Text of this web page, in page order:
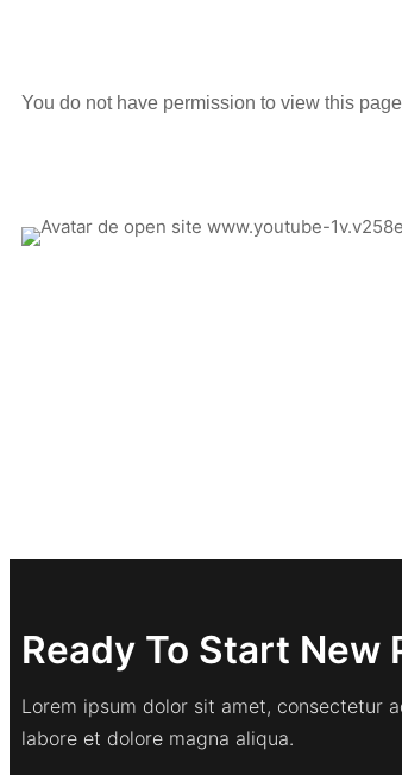
You do not have permission to view this
Ready To Start
Lorem ipsum dolor sit amet, consectetur
labore et dolore magna aliqua.